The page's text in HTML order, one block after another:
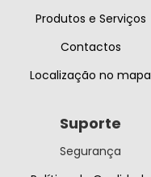
Produtos e Serviços
Contactos
Localização no mapa
Suporte
Segurança